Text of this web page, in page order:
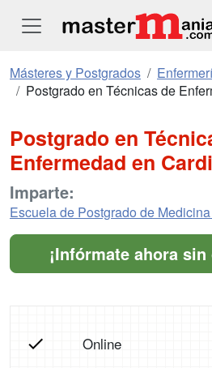
Másteres y Postgrados
Postgrado en Técnicas de
Postgrado en
Enfermedad en
Imparte:
Escuela de Postgrado de
¡Infórmate ahora
Online